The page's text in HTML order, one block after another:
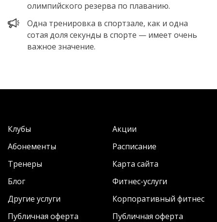
олимпийского резерва по плаванию.
Одна тренировка в спортзале, как и одна
сотая доля секунды в спорте — имеет очень
важное значение.
Клубы
Акции
Абонементы
Расписание
Тренеры
Карта сайта
Блог
Фитнес-услуги
Другие услуги
Корпоративный фитнес
Публичная оферта
Публичная оферта